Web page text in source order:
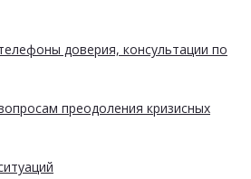
доверия, консультации по
преодоления кризисных